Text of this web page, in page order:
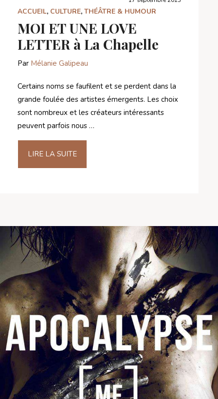
ACCUEIL, CULTURE, THÉÂTRE & HUMOUR
MOI ET UNE LOVE
LETTER à La Chapelle
Par Mélanie Galipeau
Certains noms se faufilent et se perdent dans la
grande foulée des artistes émergents. Les choix
sont nombreux et les créateurs intéressants
peuvent parfois nous …
LIRE LA SUITE